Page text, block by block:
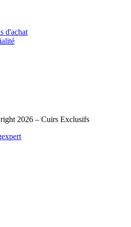
d'achat
2026 – Cuirs Exclusifs